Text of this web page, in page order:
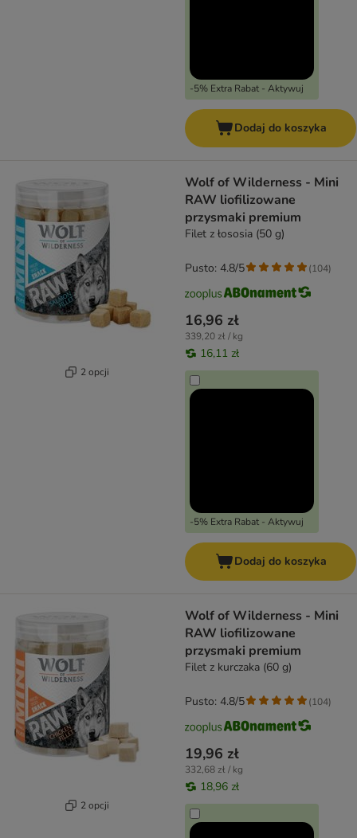
-5% Extra Rabat - Aktywuj
Dodaj do koszyka
2 opcji
Wolf of Wilderness - Mini
RAW liofilizowane
przysmaki premium
Filet z łososia (50 g)
16,96 zł
339,20 zł / kg
16,11 zł
-5% Extra Rabat - Aktywuj
Pusto: 4.8/5 (104)
Dodaj do koszyka
2 opcji
Wolf of Wilderness - Mini
RAW liofilizowane
przysmaki premium
Filet z kurczaka (60 g)
19,96 zł
332,68 zł / kg
18,96 zł
Pusto: 4.8/5 (104)